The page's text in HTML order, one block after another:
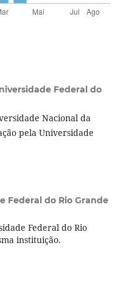
Federal do
Nacional da
pela Universidade
Federal do Rio Grande
Federal do Rio
instituição.